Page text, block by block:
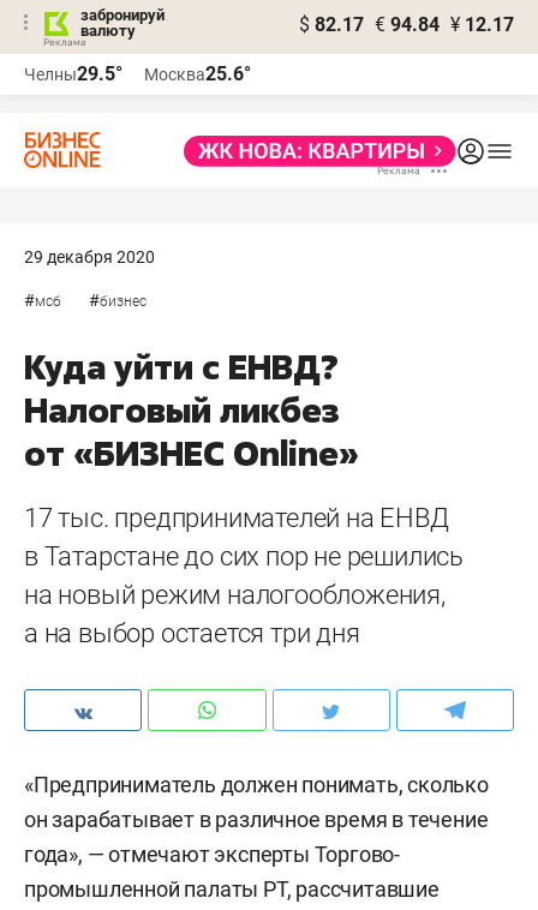
забронируй
валюту
$ 82.17 € 94.84 ¥ 12.17
Челны29.5° Москва25.6°
29 декабря 2020
#мсб #бизнес
Куда уйти с ЕНВД?
Налоговый ликбез
от «БИЗНЕС Online»
17 тыс. предпринимателей на ЕНВД
в Татарстане до сих пор не решились
на новый режим налогообложения,
а на выбор остается три дня
«Предприниматель должен понимать, сколько
он зарабатывает в различное время в течение
года», — отмечают эксперты Торгово-
промышленной палаты РТ, рассчитавшие